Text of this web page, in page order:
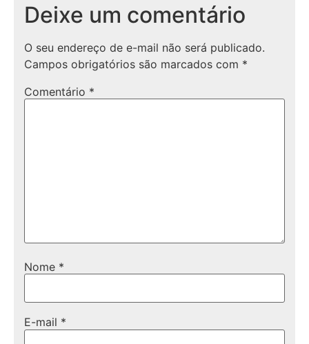
Deixe um comentário
O seu endereço de e-mail não será publicado.
Campos obrigatórios são marcados com *
Comentário *
Nome *
E-mail *